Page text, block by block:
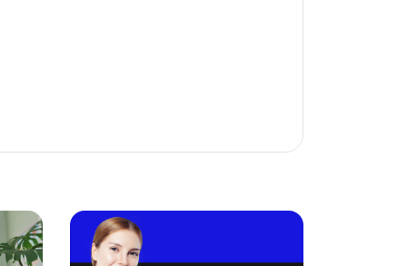
для студентов всех возрастных
на практику и живое общение.